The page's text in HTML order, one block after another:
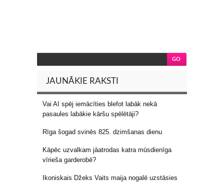
JAUNĀKIE RAKSTI
Vai AI spēj iemācīties blefot labāk nekā
pasaules labākie kāršu spēlētāji?
Rīga šogad svinēs 825. dzimšanas dienu
Kāpēc uzvalkam jāatrodas katra mūsdienīga
vīrieša garderobē?
Ikoniskais Džeks Vaits maija nogalē uzstāsies